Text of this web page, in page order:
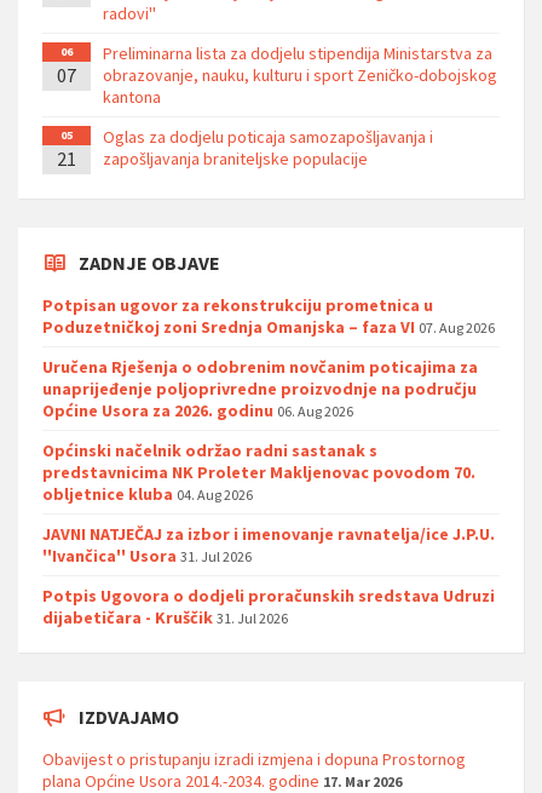
radovi''
06
07
Preliminarna lista za dodjelu stipendija Ministarstva za
obrazovanje, nauku, kulturu i sport Zeničko-dobojskog
kantona
05
21
Oglas za dodjelu poticaja samozapošljavanja i
zapošljavanja braniteljske populacije
ZADNJE OBJAVE
Potpisan ugovor za rekonstrukciju prometnica u
Poduzetničkoj zoni Srednja Omanjska – faza VI 07. Aug 2026
Uručena Rješenja o odobrenim novčanim poticajima za
unaprijeđenje poljoprivredne proizvodnje na području
Općine Usora za 2026. godinu 06. Aug 2026
Općinski načelnik održao radni sastanak s
predstavnicima NK Proleter Makljenovac povodom 70.
obljetnice kluba 04. Aug 2026
JAVNI NATJEČAJ za izbor i imenovanje ravnatelja/ice J.P.U.
''Ivančica'' Usora 31. Jul 2026
Potpis Ugovora o dodjeli proračunskih sredstava Udruzi
dijabetičara - Kruščik 31. Jul 2026
IZDVAJAMO
Obavijest o pristupanju izradi izmjena i dopuna Prostornog
plana Općine Usora 2014.-2034. godine 17. Mar 2026